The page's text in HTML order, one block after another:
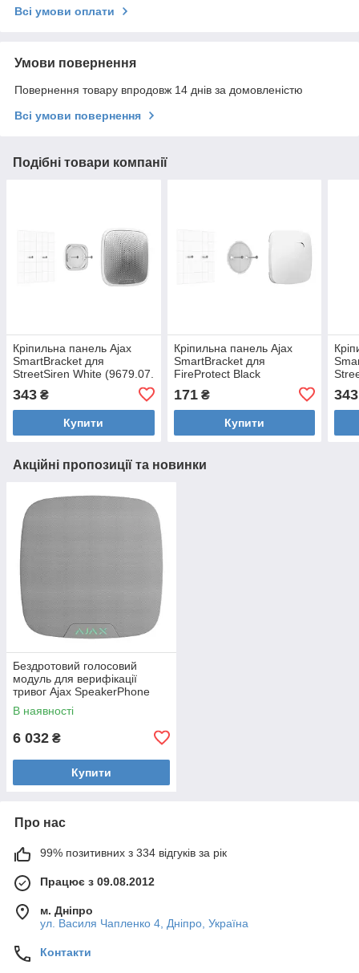
Всі умови оплати
Умови повернення
Повернення товару впродовж 14 днів за домовленістю
Всі умови повернення
Подібні товари компанії
Кріпильна панель Ajax
SmartBracket для
StreetSiren White (9679.07.
343 ₴
Купити
Кріпильна панель Ajax
SmartBracket для
FireProtect Black
171₴
Купити
343
Акційні пропозиції та новинки
Бездротовий голосовий
модуль для верифікації
тривог Ajax SpeakerPhone
Jeweller White
В наявності
6 032 ₴
Купити
Про нас
99% позитивних з 334 відгуків за рік
Працює з 09.08.2012
м. Дніпро
ул. Василя Чапленко 4, Дніпро, Україна
Контакти